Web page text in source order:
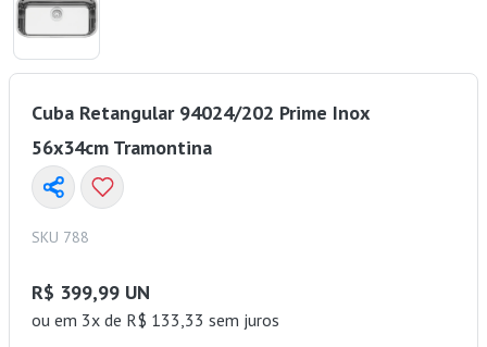
Cuba Retangular 94024/202 Prime Inox
56x34cm Tramontina
SKU 788
R$ 399,99 UN
ou em 3x de R$ 133,33 sem juros